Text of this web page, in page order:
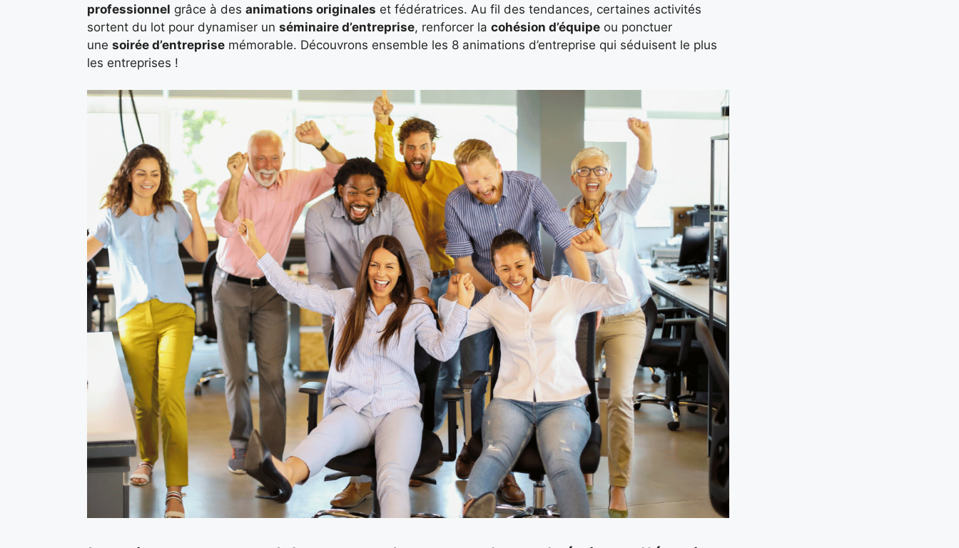
professionnel grâce à des animations originales et fédératrices. Au fil des tendances, certaines activités
sortent du lot pour dynamiser un séminaire d’entreprise, renforcer la cohésion d’équipe ou ponctuer
une soirée d’entreprise mémorable. Découvrons ensemble les 8 animations d’entreprise qui séduisent le plus
les entreprises !